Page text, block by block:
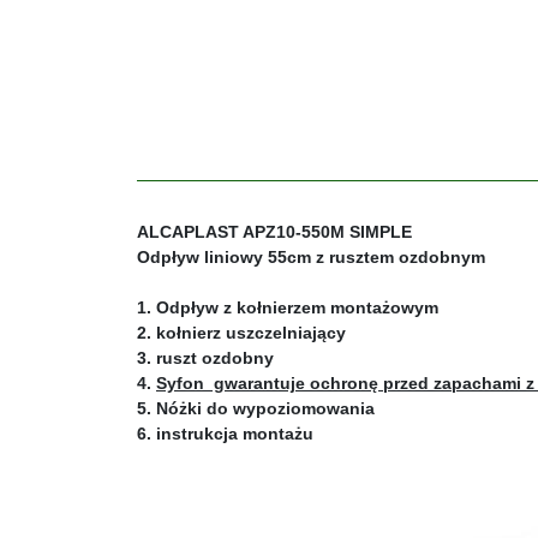
ALCAPLAST APZ10-550M SIMPLE
Odpływ liniowy 55cm z rusztem ozdobnym
1. Odpływ z kołnierzem montażowym
2. kołnierz uszczelniający
3. ruszt ozdobny
4. Syfon gwarantuje ochronę przed zapachami
5. Nóżki do wypoziomowania
6. instrukcja montażu